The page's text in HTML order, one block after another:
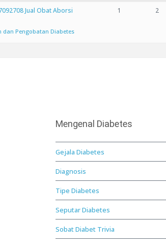
Jual Obat Aborsi
dan Pengobatan Diabetes
1 2
Mengenal Diabetes
Gejala Diabetes
Diagnosis
Tipe Diabetes
Seputar Diabetes
Sobat Diabet Trivia